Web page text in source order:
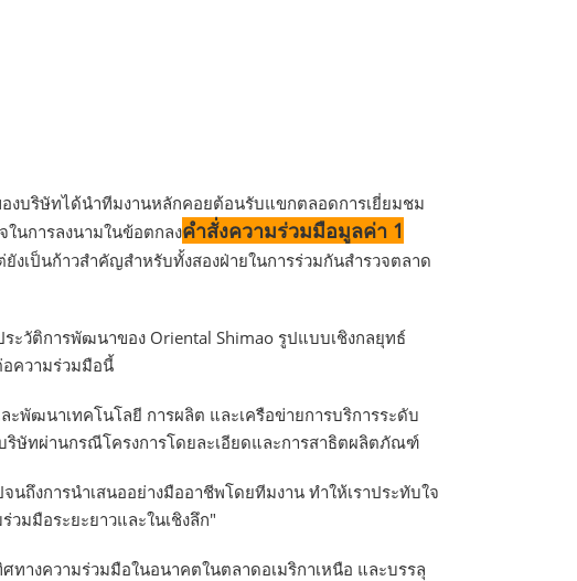
งบริษัทได้นำทีมงานหลักคอยต้อนรับแขกตลอดการเยี่ยมชม
ในการลงนามในข้อตกลงคำสั่งความร่วมมือมูลค่า 1
เป็นก้าวสำคัญสำหรับทั้งสองฝ่ายในการร่วมกันสำรวจตลาด
ะวัติการพัฒนาของ Oriental Shimao รูปแบบเชิงกลยุทธ์
อความร่วมมือนี้
พัฒนาเทคโนโลยี การผลิต และเครือข่ายการบริการระดับ
ษัทผ่านกรณีโครงการโดยละเอียดและการสาธิตผลิตภัณฑ์
ถึงการนำเสนออย่างมืออาชีพโดยทีมงาน ทำให้เราประทับใจ
วมมือระยะยาวและในเชิงลึก"
ทางความร่วมมือในอนาคตในตลาดอเมริกาเหนือ และบรรลุ